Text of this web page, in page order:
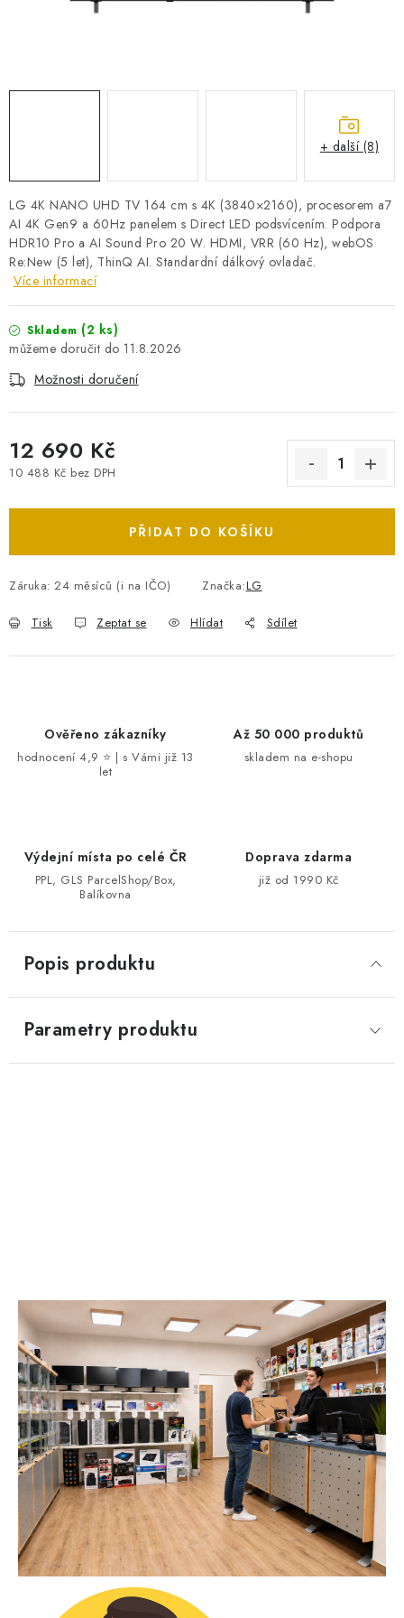
LG 4K NANO UHD TV 164 cm s 4K (3840×2160), procesorem a7
AI 4K Gen9 a 60Hz panelem s Direct LED podsvícením. Podpora
HDR10 Pro a AI Sound Pro 20 W. HDMI, VRR (60 Hz), webOS
Re:New (5 let), ThinQ AI. Standardní dálkový ovladač.
Více informací
Skladem (2 ks)
11.8.2026
Možnosti doručení
12 690 Kč
10 488 Kč bez DPH
PŘIDAT DO KOŠÍKU
Záruka: 24 měsíců (i na IČO) Značka:LG
Tisk Zeptat se Hlídat Sdílet
+ další (8)
Ověřeno zákazníky
hodnocení 4,9 ⭐ | s Vámi již 13
let
Až 50 000 produktů
skladem na e-shopu
Výdejní místa po celé ČR
PPL, GLS ParcelShop/Box,
Balíkovna
Doprava zdarma
již od 1990 Kč
Popis produktu
Parametry produktu